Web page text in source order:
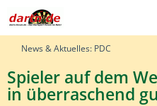
News & Aktuelles: PDC
Spieler auf dem
in überraschend